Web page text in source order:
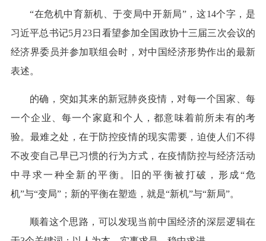
“在危机中育新机、于变局中开新局”，这14个字，是
习近平总书记5月23日看望参加全国政协十三届三次会议的
经济界委员并参加联组会时，对中国经济形势作出的最新
表述。
的确，突如其来的新冠肺炎疫情，对每一个国家、每
一个企业、每一个家庭和个人，都意味着前所未有的考
验。最难之处，在于防控疫情的现实需要，迫使人们不得
不改变自己早已习惯的行为方式，在疫情防控与经济活动
中寻求一种全新的平衡。旧的平衡被打破，形成“危
机”与“变局”；新的平衡在塑造，就是“新机”与“新局”。
顺着这个思路，可以发现当前中国经济的深层逻辑在